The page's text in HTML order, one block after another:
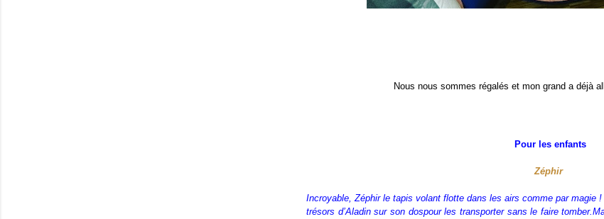
Nous nous sommes régalés et mon grand a déjà
Pour les enfants
Zéphir
Incroyable, Zéphir le tapis volant flotte dans les airs comme par magie
trésors d’Aladin sur son dospour les transporter sans le faire